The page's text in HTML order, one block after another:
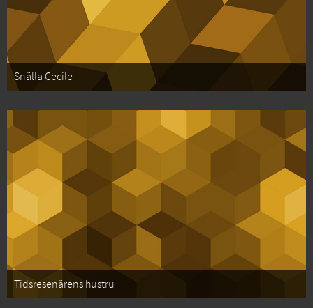
Snälla Cecile
Tidsresenärens hustru